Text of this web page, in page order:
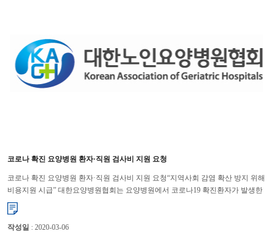
코로나 확진 요양병원 환자·직원 검사비 지원 요청
코로나 확진 요양병원 환자·직원 검사비 지원 요청“지역사회 감염 확산 방지 위해
비용지원 시급” 대한요양병원협회는 요양병원에서 코로나19 확진환자가 발생한
경우 환자와 병원 직원들의 추가 감염 여부를 확인하기 �...
작성일 : 2020-03-06